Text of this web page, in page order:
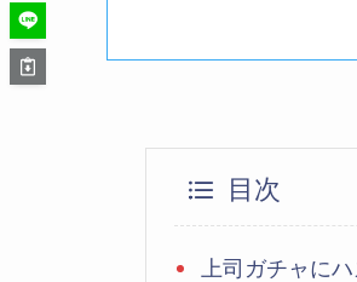
目次
上司ガチャに